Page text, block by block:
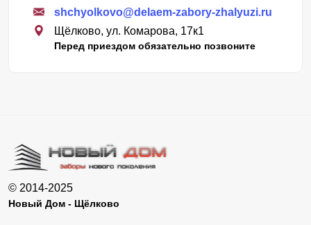
shchyolkovo@delaem-zabory-zhalyuzi.ru
Щёлково, ул. Комарова, 17к1
Перед приездом обязательно позвоните
© 2014-2025
Новый Дом - Щёлково